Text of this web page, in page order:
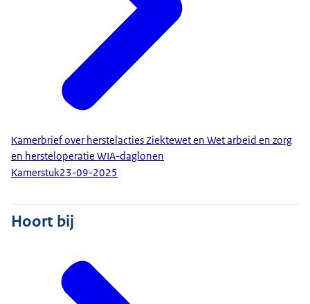
Kamerbrief over herstelacties Ziektewet en Wet arbeid en zorg
en hersteloperatie WIA-daglonen
Kamerstuk23-09-2025
Hoort bij